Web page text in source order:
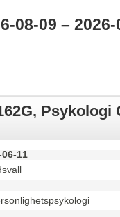
08-09 – 2026-
Psykologi
11